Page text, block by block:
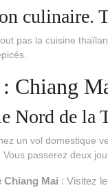
culinaire.
pas la cuisine
Chiang
Nord de la
un vol domestique
passerez deux
Chiang Mai : Visitez